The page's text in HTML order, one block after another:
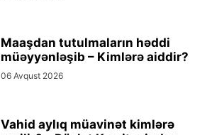
Maaşdan tutulmaların həddi
müəyyənləşib – Kimlərə aiddir?
06 Avqust 2026
Vahid aylıq müavinət kimlərə